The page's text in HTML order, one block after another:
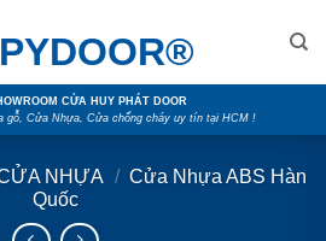
CỬA HUY PHÁT DOOR
gỗ, Cửa Nhựa, Cửa chống cháy uy tín tại HCM !
NHỰA / Cửa Nhựa ABS Hàn
Quốc